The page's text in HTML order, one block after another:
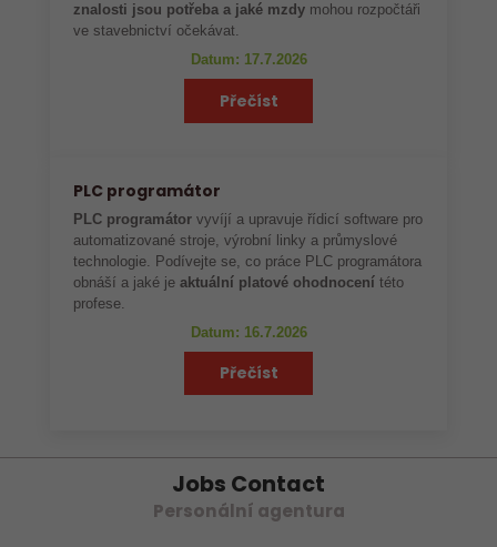
znalosti jsou potřeba a jaké mzdy mohou rozpočtáři
ve stavebnictví očekávat.
Datum: 17.7.2026
Přečíst
PLC programátor
PLC programátor vyvíjí a upravuje řídicí software pro
automatizované stroje, výrobní linky a průmyslové
technologie. Podívejte se, co práce PLC programátora
obnáší a jaké je aktuální platové ohodnocení této
profese.
Datum: 16.7.2026
Přečíst
Jobs Contact
Personální agentura